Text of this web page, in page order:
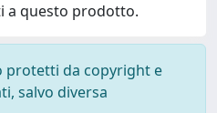
a questo prodotto.
protetti da copyright e
salvo diversa